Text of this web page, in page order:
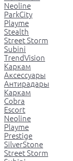
Neoline
ParkCity
Playme
Stealth
Street Storm
Subini
TrendVision
Каркам
Аксессуары
Антирадары
Каркам
Cobra
Escort
Neoline
Playme
Prestige
SilverStone
Street Storm